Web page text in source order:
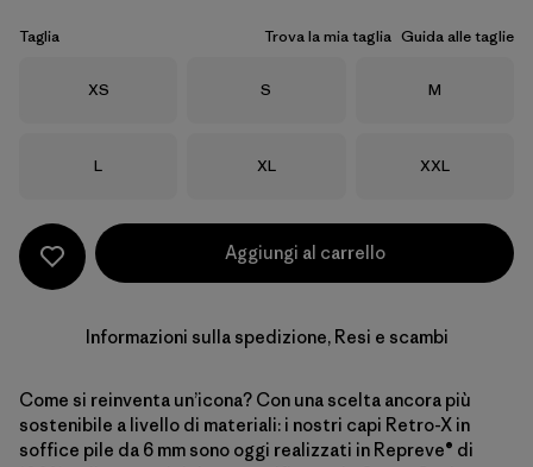
Taglia Trova la mia taglia Guida alle taglie
Taglia
XS Taglia
S Taglia
M
Taglia
L Taglia
XL Taglia
XXL
Aggiungi al carrello
Informazioni sulla spedizione, Resi e scambi
Come si reinventa un’icona? Con una scelta ancora più
sostenibile a livello di materiali: i nostri capi Retro-X in
soffice pile da 6 mm sono oggi realizzati in Repreve® di